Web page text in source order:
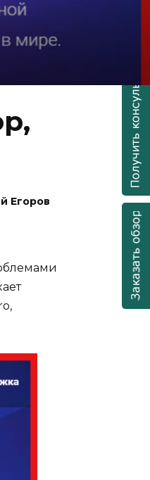
Егоров